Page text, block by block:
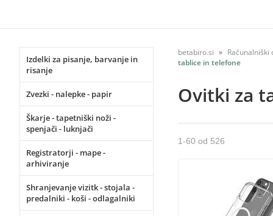
Izdelki za pisanje, barvanje in
risanje
Zvezki - nalepke - papir
Škarje - tapetniški noži -
spenjači - luknjači
Registratorji - mape -
arhiviranje
Shranjevanje vizitk - stojala -
predalniki - koši - odlagalniki
betabiro.si
Računalniški
tablice in telefone
Ovitki za
1-60 od 526